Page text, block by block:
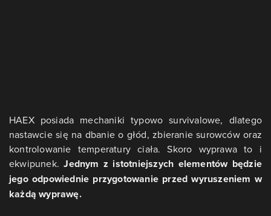
HAEX posiada mechaniki typowo survivalowe, dlatego
nastawcie się na dbanie o głód, zbieranie surowców oraz
kontrolowanie temperatury ciała. Skoro wyprawa to i
ekwipunek.Jednym z istotniejszych elementów będzie
jego odpowiednie przygotowanie przed wyruszeniem w
każdą wyprawę.